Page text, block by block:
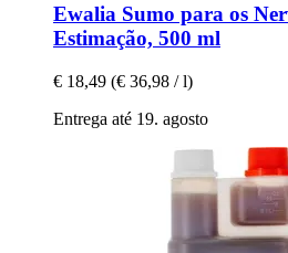
Ewalia Sumo para os
Estimação, 500 ml
€ 18,49 (€ 36,98 / l)
Entrega até 19. agosto